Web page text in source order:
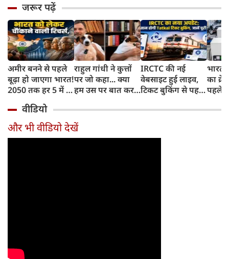
जरूर पढ़ें
अमीर बनने से पहले
बूढ़ा हो जाएगा भारत!
2050 तक हर 5 में 1
साल से ज्यादा उम्र का
राहुल गांधी ने कुत्तों
पर जो कहा... क्या
हम उस पर बात कर
IRCTC की नई
वेबसाइट हुई लाइव,
टिकट बुकिंग से पहले
काम, जानें पूरा
भारत
का
पहले
और
वीडियो
और भी वीडियो देखें